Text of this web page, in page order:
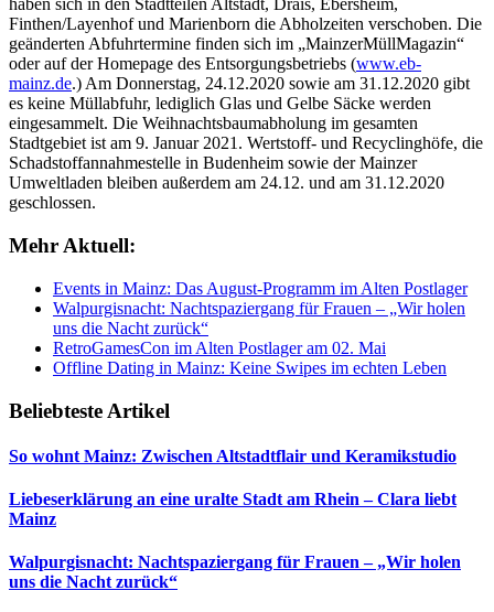
haben sich in den Stadtteilen Altstadt, Drais, Ebersheim,
Finthen/Layenhof und Marienborn die Abholzeiten verschoben. Die
geänderten Abfuhrtermine finden sich im „MainzerMüllMagazin“
oder auf der Homepage des Entsorgungsbetriebs (www.eb-
mainz.de.) Am Donnerstag, 24.12.2020 sowie am 31.12.2020 gibt
es keine Müllabfuhr, lediglich Glas und Gelbe Säcke werden
eingesammelt. Die Weihnachtsbaumabholung im gesamten
Stadtgebiet ist am 9. Januar 2021. Wertstoff- und Recyclinghöfe, die
Schadstoffannahmestelle in Budenheim sowie der Mainzer
Umweltladen bleiben außerdem am 24.12. und am 31.12.2020
geschlossen.
Mehr Aktuell:
Events in Mainz: Das August-Programm im Alten Postlager
Walpurgisnacht: Nachtspaziergang für Frauen – „Wir holen
uns die Nacht zurück“
RetroGamesCon im Alten Postlager am 02. Mai
Offline Dating in Mainz: Keine Swipes im echten Leben
Beliebteste Artikel
So wohnt Mainz: Zwischen Altstadtflair und Keramikstudio
Liebeserklärung an eine uralte Stadt am Rhein – Clara liebt
Mainz
Walpurgisnacht: Nachtspaziergang für Frauen – „Wir holen
uns die Nacht zurück“